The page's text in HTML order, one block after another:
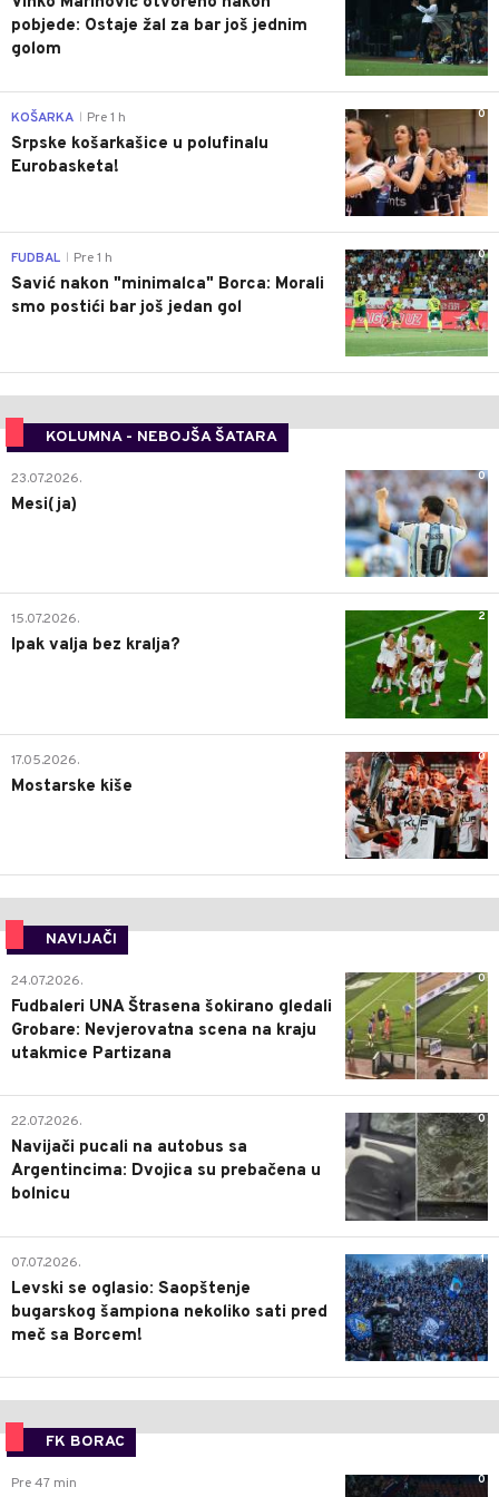
pobjede: Ostaje žal za bar još jednim
golom
0
KOŠARKA Pre 1 h
Srpske košarkašice u polufinalu
Eurobasketa!
0
FUDBAL Pre 1 h
Savić nakon "minimalca" Borca: Morali
smo postići bar još jedan gol
KOLUMNA - NEBOJŠA ŠATARA
0
23.07.2026.
Mesi(ja)
2
15.07.2026.
Ipak valja bez kralja?
0
17.05.2026.
Mostarske kiše
NAVIJAČI
0
24.07.2026.
Fudbaleri UNA Štrasena šokirano gledali
Grobare: Nevjerovatna scena na kraju
utakmice Partizana
0
22.07.2026.
Navijači pucali na autobus sa
Argentincima: Dvojica su prebačena u
bolnicu
1
07.07.2026.
Levski se oglasio: Saopštenje
bugarskog šampiona nekoliko sati pred
meč sa Borcem!
FK BORAC
0
Pre 47 min